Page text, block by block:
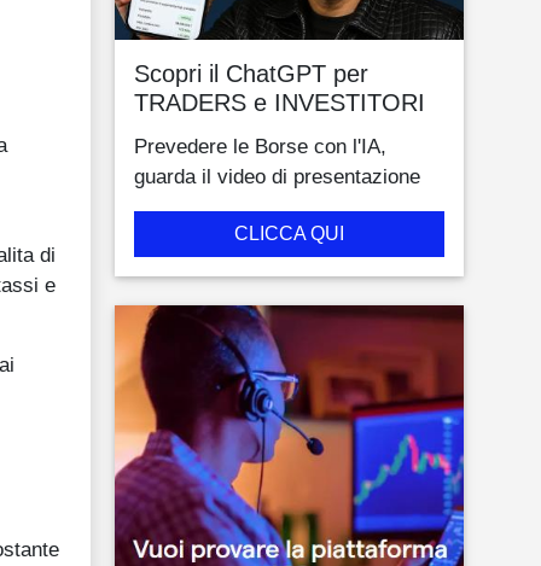
di
e
Scopri il ChatGPT per
TRADERS e INVESTITORI
Prevedere le Borse con l'IA,
guarda il video di presentazione
CLICCA QUI